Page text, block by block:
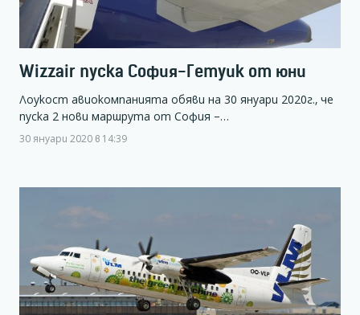
Wizzair пуска София-Гетуик от юни
Лоукост авиокомпанията обяви на 30 януари 2020г., че
пуска 2 нови маршрута от София –…
30 януари 2020 в 14:39